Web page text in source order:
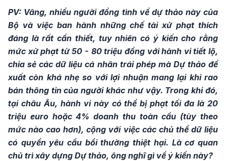
PV: Vâng, nhiều người đồng tình về dự thảo này của
Bộ và việc ban hành những chế tài xử phạt thích
đáng là rất cần thiết, tuy nhiên có ý kiến cho rằng
mức xử phạt từ 50 - 80 triệu đồng với hành vi tiết lộ,
chia sẻ các dữ liệu cá nhân trái phép mà Dự thảo đề
xuất còn khá nhẹ so với lợi nhuận mang lại khi rao
bán thông tin của người khác như vậy. Trong khi đó,
tại châu Âu, hành vi này có thể bị phạt tối đa là 20
triệu euro hoặc 4% doanh thu toàn cầu (tùy theo
mức nào cao hơn), cộng với việc các chủ thể dữ liệu
có quyền yêu cầu bồi thường thiệt hại. Là cơ quan
chủ trì xây dựng Dự thảo, ông nghĩ gì về ý kiến này?